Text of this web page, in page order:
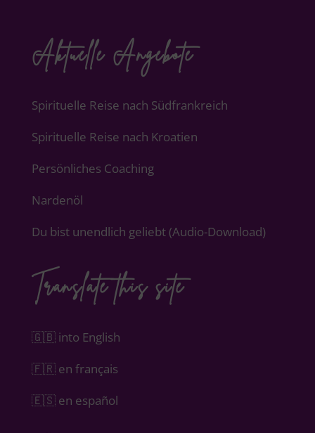
Aktuelle Angebote
Spirituelle Reise nach Südfrankreich
Spirituelle Reise nach Kroatien
Persönliches Coaching
Nardenöl
Du bist unendlich geliebt (Audio-Download)
Translate this site
🇬🇧 into English
🇫🇷 en français
🇪🇸 en español